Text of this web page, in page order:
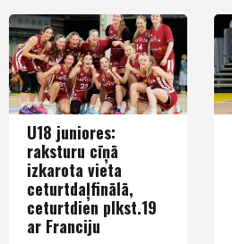
U18 juniores:
raksturu cīņā
izkarota vieta
ceturtdaļfinālā,
ceturtdien plkst.19
ar Franciju